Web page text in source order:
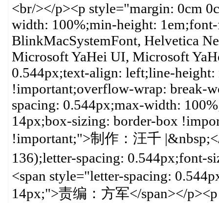
<br/></p><p style="margin: 0cm
width: 100%;min-height:
BlinkMacSystemFont, Helvetica
Microsoft YaHei UI, Microsoft
0.544px;text-align: left;line-
!important;overflow-wrap: break-
spacing: 0.544px;max-width:
14px;box-sizing: border-box
!important;">制作：汪千
136);letter-spacing: 0.544px;font-
<span style="letter-spacing:
14px;">责编：方军</span></